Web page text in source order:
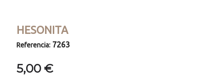
HESONITA
Referencia: 7263
5,00 €